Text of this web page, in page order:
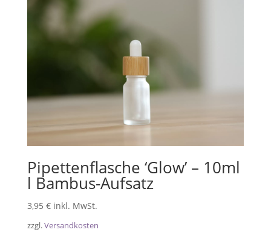
Pipettenflasche ‘Glow’ – 10ml
l Bambus-Aufsatz
3,95 € inkl. MwSt.
zzgl.Versandkosten